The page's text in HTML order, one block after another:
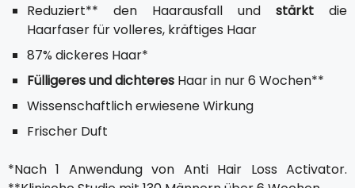
Reduziert** den Haarausfall und stärkt die
Haarfaser für volleres, kräftiges Haar
87% dickeres Haar*
Fülligeres und dichteres Haar in nur 6 Wochen**
Wissenschaftlich erwiesene Wirkung
Frischer Duft
*Nach 1 Anwendung von Anti Hair Loss Activator.